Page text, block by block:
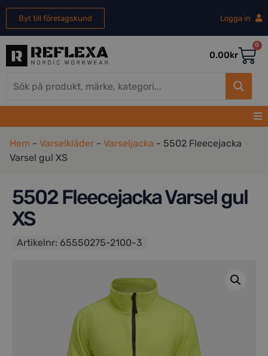
Byt till företagskund Logga in
0.00kr
0
Hem - Varselkläder - Varseljacka - 5502 Fleecejacka
Varsel gul XS
5502 Fleecejacka Varsel gul
XS
Artikelnr: 65550275-2100-3